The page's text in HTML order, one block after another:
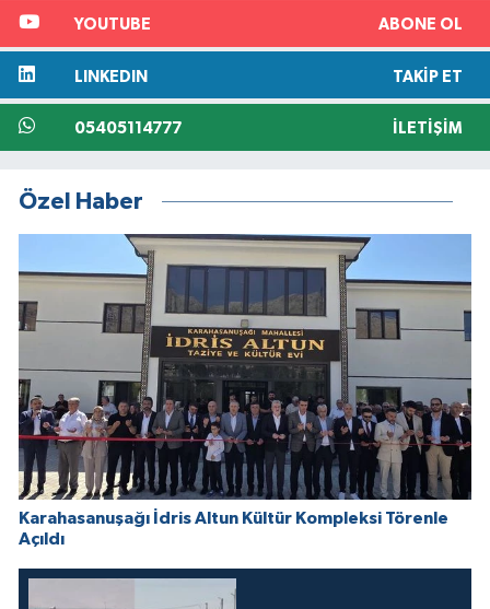
YOUTUBE ABONE OL
LINKEDIN TAKIP ET
05405114777 İLETIŞIM
Özel Haber
Karahasanuşağı İdris Altun Kültür Kompleksi Törenle
Açıldı